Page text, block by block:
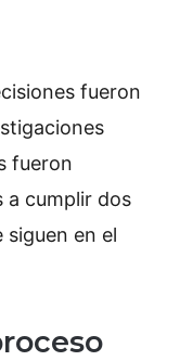
fueron
fueron
a cumplir dos
siguen en el